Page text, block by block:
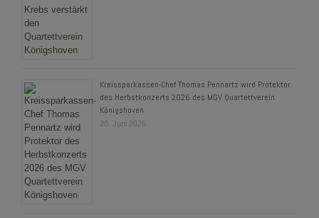
Kreissparkassen-Chef Thomas Pennartz wird Protektor
des Herbstkonzerts 2026 des MGV Quartettverein
Königshoven
20. Juni 2026